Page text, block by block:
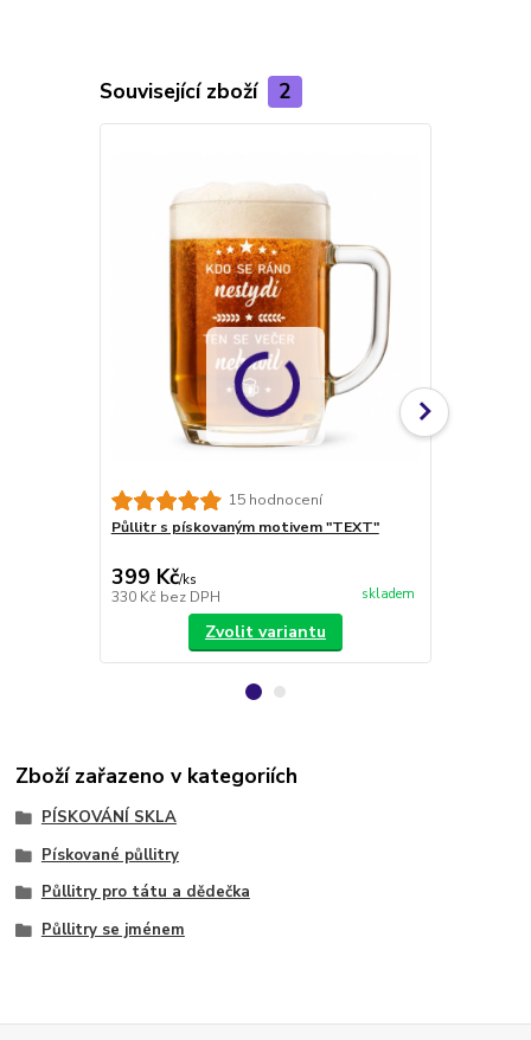
Související zboží 2
15 hodnocení
Půllitr s pískovaným motivem "TEXT"
399 Kč/ks
330 Kč bez DPH skladem
Zvolit variantu
Zboží zařazeno v kategoriích
PÍSKOVÁNÍ SKLA
Pískované půllitry
Půllitry pro tátu a dědečka
Půllitry se jménem